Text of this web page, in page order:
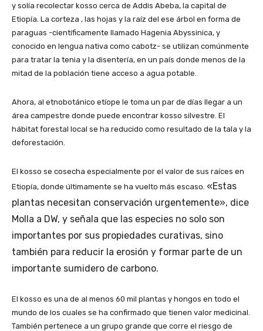
y solía recolectar kosso cerca de Addis Abeba, la capital de
Etiopía. La corteza , las hojas y la raíz del ese árbol en forma de
paraguas -científicamente llamado Hagenia Abyssinica, y
conocido en lengua nativa como cabotz- se utilizan comúnmente
para tratar la tenia y la disentería, en un país donde menos de la
mitad de la población tiene acceso a agua potable.
Ahora, al etnobotánico etíope le toma un par de días llegar a un
área campestre donde puede encontrar kosso silvestre. El
hábitat forestal local se ha reducido como resultado de la tala y la
deforestación.
El kosso se cosecha especialmente por el valor de sus raíces en
Etiopía, donde últimamente se ha vuelto más escaso. «Estas
plantas necesitan conservación urgentemente», dice
Molla a DW, y señala que las especies no solo son
importantes por sus propiedades curativas, sino
también para reducir la erosión y formar parte de un
importante sumidero de carbono.
El kosso es una de al menos 60 mil plantas y hongos en todo el
mundo de los cuales se ha confirmado que tienen valor medicinal.
También pertenece a un grupo grande que corre el riesgo de